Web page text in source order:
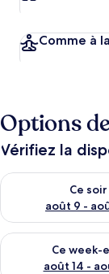
Comme à
Options
Vérifiez la
Ce soir
août 9 -
Vérifier la
Ce week-
août 14 -
Vérifier la